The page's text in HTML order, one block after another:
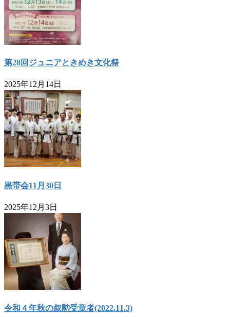
第28回ジュニアときめき文化祭
2025年12月14日
黒帯会11月30日
2025年12月3日
令和４年秋の叙勲受章者(2022.11.3)